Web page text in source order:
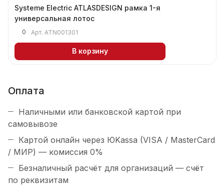
Systeme Electric ATLASDESIGN рамка 1-я
универсальная лотос
0 Арт. ATN001301
В корзину
Оплата
Наличными или банковской картой при
самовывозе
Картой онлайн через ЮKassa (VISA / MasterCard
/ МИР) — комиссия 0%
Безналичный расчёт для организаций — счёт
по реквизитам